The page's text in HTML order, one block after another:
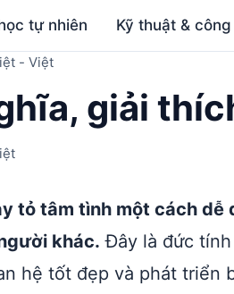
tự nhiên Kỹ thuật &
- Việt
giải
tỏ tâm tình một cách dễ
khác. Đây là đức
hệ tốt đẹp và phát triển